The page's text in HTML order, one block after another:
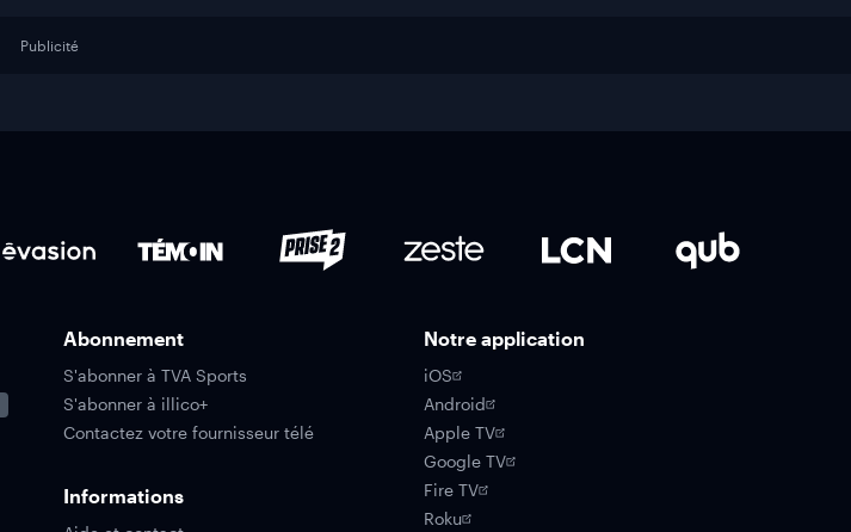
Publicité
Abonnement
S'abonner à TVA Sports
S'abonner à illico+
Contactez votre fournisseur télé
Informations
Notre application
iOS
Android
Apple TV
Google TV
Fire TV
Roku